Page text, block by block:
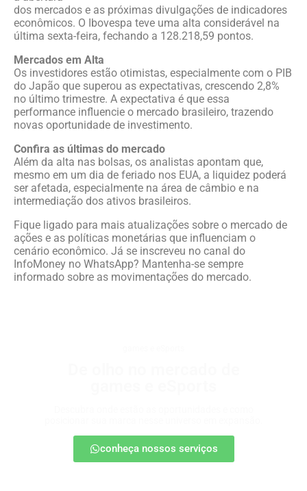
dos mercados e as próximas divulgações de indicadores
econômicos. O Ibovespa teve uma alta considerável na
última sexta-feira, fechando a 128.218,59 pontos.
Mercados em Alta
Os investidores estão otimistas, especialmente com o PIB
do Japão que superou as expectativas, crescendo 2,8%
no último trimestre. A expectativa é que essa
performance influencie o mercado brasileiro, trazendo
novas oportunidade de investimento.
Confira as últimas do mercado
Além da alta nas bolsas, os analistas apontam que,
mesmo em um dia de feriado nos EUA, a liquidez poderá
ser afetada, especialmente na área de câmbio e na
intermediação dos ativos brasileiros.
Fique ligado para mais atualizações sobre o mercado de
ações e as políticas monetárias que influenciam o
cenário econômico. Já se inscreveu no canal do
InfoMoney no WhatsApp? Mantenha-se sempre
informado sobre as movimentações do mercado.
conheça nossos serviços